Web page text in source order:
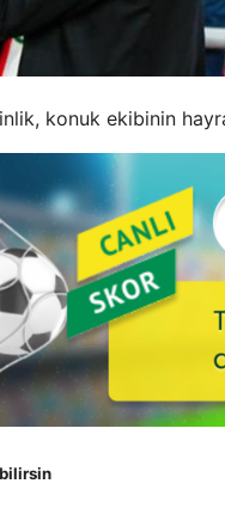
konuk ekibinin